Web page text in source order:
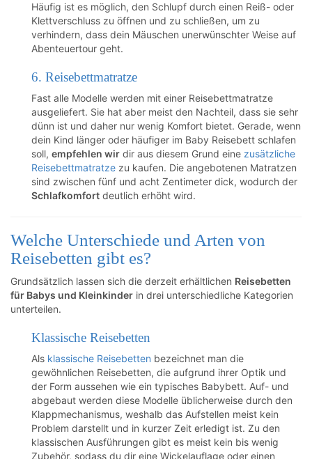
Häufig ist es möglich, den Schlupf durch einen Reiß- oder
Klettverschluss zu öffnen und zu schließen, um zu
verhindern, dass dein Mäuschen unerwünschter Weise auf
Abenteuertour geht.
6. Reisebettmatratze
Fast alle Modelle werden mit einer Reisebettmatratze
ausgeliefert. Sie hat aber meist den Nachteil, dass sie sehr
dünn ist und daher nur wenig Komfort bietet. Gerade, wenn
dein Kind länger oder häufiger im Baby Reisebett schlafen
soll, empfehlen wir dir aus diesem Grund eine zusätzliche
Reisebettmatratze zu kaufen. Die angebotenen Matratzen
sind zwischen fünf und acht Zentimeter dick, wodurch der
Schlafkomfort deutlich erhöht wird.
Welche Unterschiede und Arten von
Reisebetten gibt es?
Grundsätzlich lassen sich die derzeit erhältlichen Reisebetten
für Babys und Kleinkinder in drei unterschiedliche Kategorien
unterteilen.
Klassische Reisebetten
Als klassische Reisebetten bezeichnet man die
gewöhnlichen Reisebetten, die aufgrund ihrer Optik und
der Form aussehen wie ein typisches Babybett. Auf- und
abgebaut werden diese Modelle üblicherweise durch den
Klappmechanismus, weshalb das Aufstellen meist kein
Problem darstellt und in kurzer Zeit erledigt ist. Zu den
klassischen Ausführungen gibt es meist kein bis wenig
Zubehör, sodass du dir eine Wickelauflage oder einen